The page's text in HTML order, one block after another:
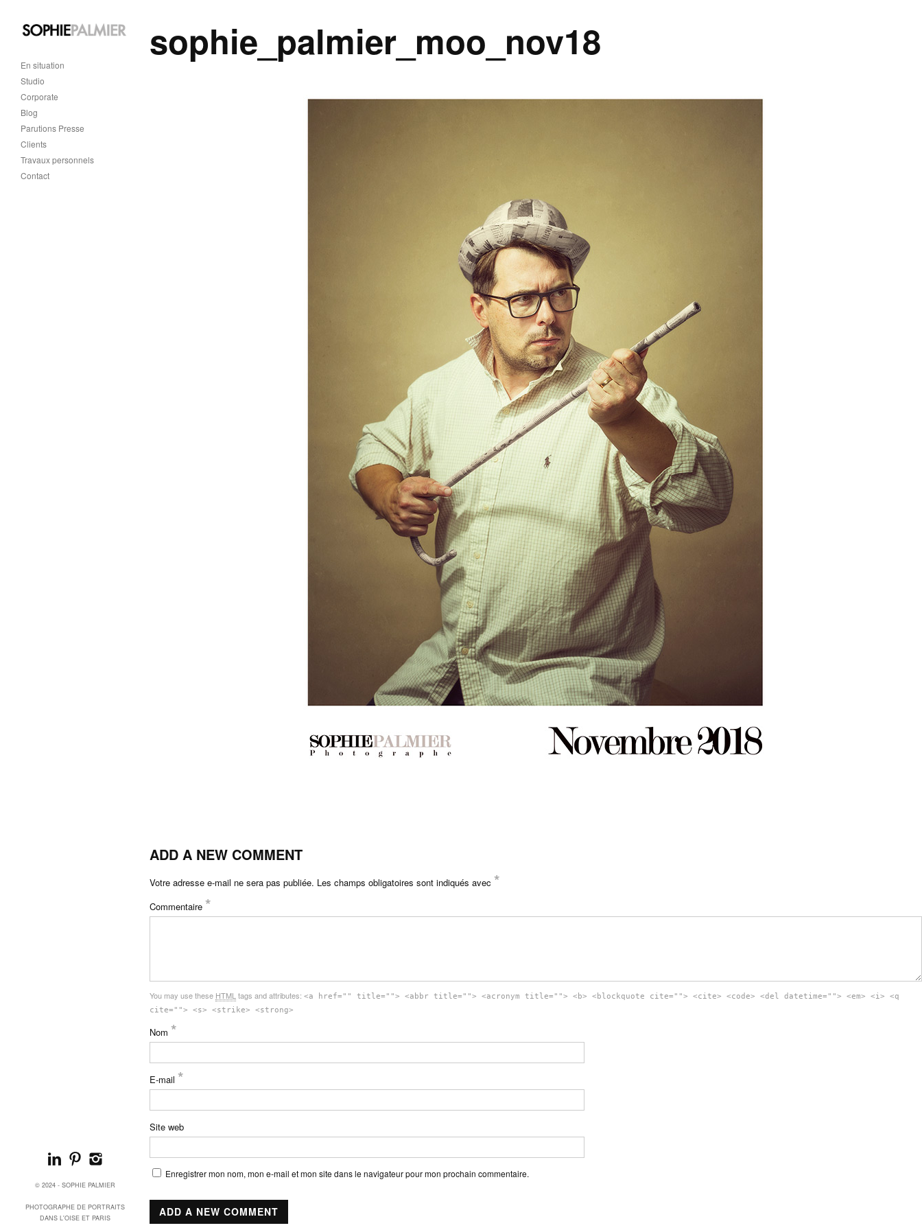
En situation
Studio
Corporate
Blog
Parutions Presse
Clients
Travaux personnels
Contact
© 2024 - SOPHIE PALMIER
PHOTOGRAPHE DE PORTRAITS
DANS L'OISE ET PARIS
sophie_palmier_moo_nov18
ADD A NEW COMMENT
Votre adresse e-mail ne sera pas publiée. Les champs obligatoires sont indiqués avec *
Commentaire *
You may use these HTML tags and attributes: <a href="" title=""> <abbr title=""> <acronym title=""> <b> <blockquote cite=""> <cite> <code> <del datetime=""> <em> <i> <q
cite=""> <s> <strike> <strong>
Nom *
E-mail *
Site web
Enregistrer mon nom, mon e-mail et mon site dans le navigateur pour mon prochain commentaire.